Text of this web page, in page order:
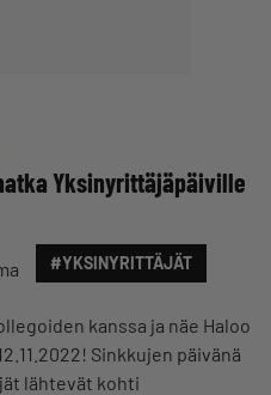
Yksinyrittäjäpäiville
#YKSINYRITTÄJÄT
kanssa ja näe Haloo
Sinkkujen päivänä
lähtevät kohti